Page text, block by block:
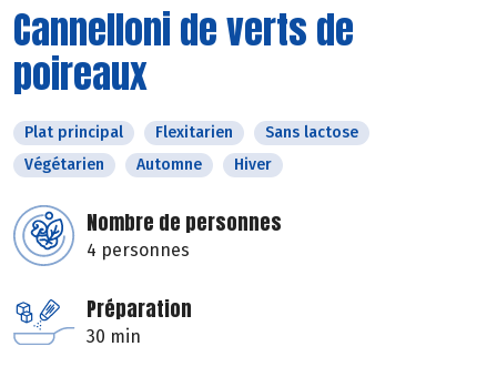
Cannelloni de verts de
poireaux
Plat principal Flexitarien
Sans lactose
Végétarien
Automne Hiver
Nombre de personnes
4 personnes
Préparation
30 min